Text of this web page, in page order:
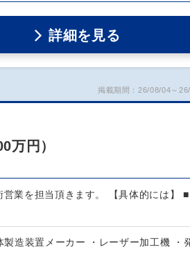
詳細を見る
掲載期間：26/08/04～
万円）
業を担当頂きます。 【具体的には】 ■
造装置メーカー ・レーザー加工機 ・